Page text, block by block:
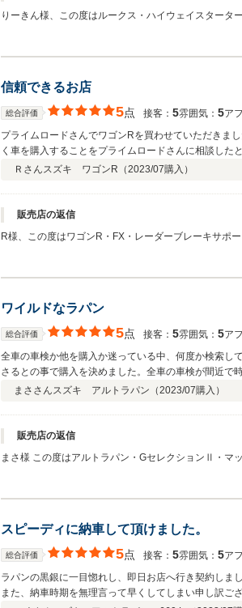
りーきん様、この度はルークス・ハイウェイスター
信頼できるお店
総合評価 5点 接客： 5雰囲気： 5ア
プライムロードさんでワゴンRを買わせていただきま
く車を購入することをプライムロードさんに相談し
が、日頃のプライムロードさんの対応の良さや人柄
Ｒさんスズキ ワゴンR（2023/07購入）
販売店の返信
R様、この度はワゴンR・FX・レーダーブレーキサポ
ちでいっぱいです。今後も弊社を信頼し、お任せし
しくお願い致します。ありがとうございました。
ワイルドなラパン
総合評価 5点 接客： 5雰囲気： 5ア
全車の車検か他を購入か迷っている中、何度か検索し
さるとの事で購入を決めました。全車の車検が間近で
をするかと思いますが、よろしくお願いいたします。
まささんスズキ アルトラパン（2023/07購入）
販売店の返信
まさ様 この度はアルトラパン・GセレクションⅡ・マ
社をご愛顧の程、よろしくお願い致します。ありがと
スピーディに納車して頂けました。
総合評価 5点 接客： 5雰囲気： 5ア
ラパンの黒銀に一目惚れし、即日お店へ行き契約しま
また、納車時期を無理言って早くしてしまい申し訳ご